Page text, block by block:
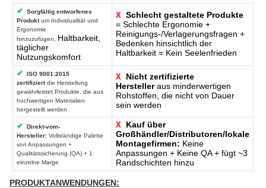
✔
Sorgfältig entworfenes
Produktum Individualität und
Ergonomie
hinzuzufügen, Haltbarkeit,
täglicher
Nutzungskomfort
X Schlecht gestaltete Produkte
= Schlechte Ergonomie +
Reinigungs-/Verlagerungsfragen +
Bedenken hinsichtlich der
Haltbarkeit = Kein Seelenfrieden
✔
ISO 9001:2015
zertifiziertdie Herstellung
gewährleistet Produkte, die aus
hochwertigen Materialien
hergestellt werden
X
Nicht zertifizierte
Herstelleraus minderwertigen
Rohstoffen, die nicht von Dauer
sein werden
✔
Direkt-vom-
Hersteller: Vollständige Palette
von Anpassungen +
Qualitätssicherung (QA) + 1
einzelne Marge
X
Kauf über
Großhändler/Distributoren/lokale
Montagefirmen: Keine
Anpassungen + Keine QA + fügt ~3
Randschichten hinzu
PRODUKTANWENDUNGEN: